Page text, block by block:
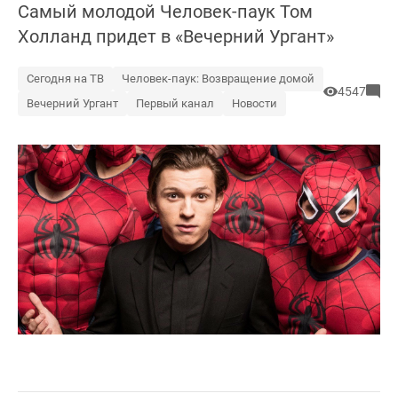
Самый молодой Человек-паук Том
Холланд придет в «Вечерний Ургант»
Сегодня на ТВ
Человек-паук: Возвращение домой
Вечерний Ургант
Первый канал Новости
4547